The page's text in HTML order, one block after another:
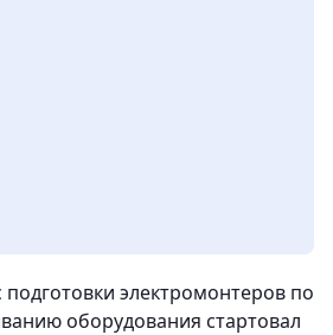
электромонтеров по
оборудования стартовал